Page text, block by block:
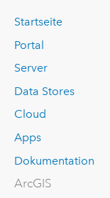
Startseite
Portal
Server
Data Stores
Cloud
Apps
Dokumentation
ArcGIS